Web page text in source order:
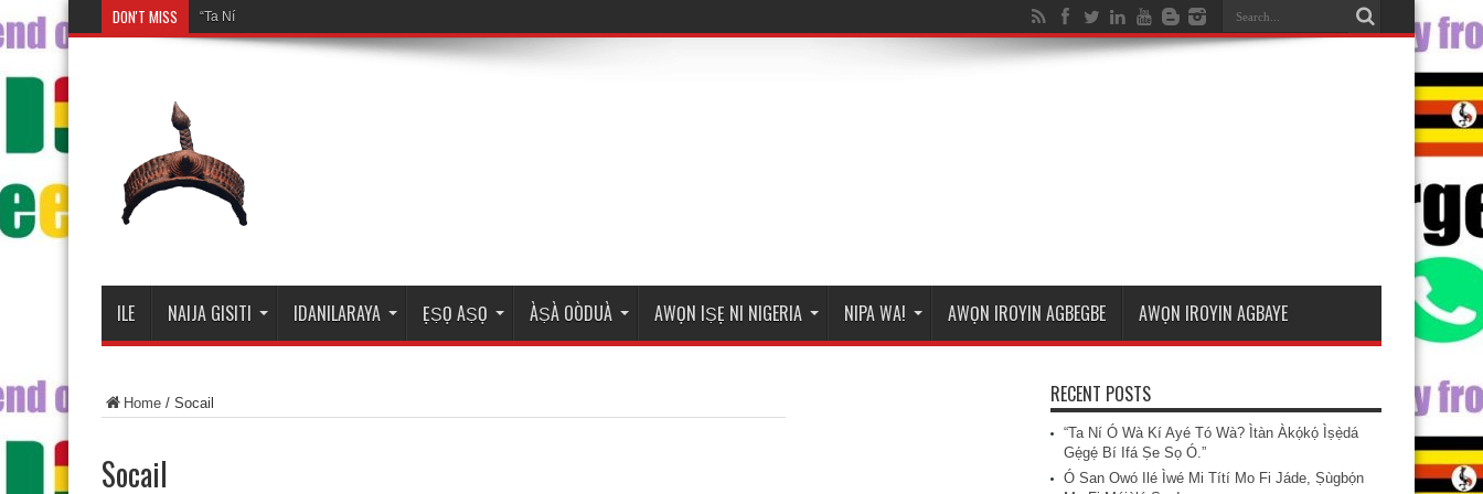
DON'T MISS “Ta Ní Ó Wà Kí Ayé Tó Wà
ILE NAIJA GISITI IDANILARAYA ẸṢỌ AṢỌ ÀṢÀ OÒDUÀ AWỌN IṢẸ NI NIGERIA NIPA WA! AWỌN IROYIN AGBEGBE AWỌN IROYIN AGBAYE
Home / Socail
Socail
RECENT POSTS
“Ta Ní Ó Wà Kí Ayé Tó Wà? Ìtàn Àkọ́kọ́ Ìṣẹ̀dá
Gẹ́gẹ́ Bí Ifá Ṣe Sọ Ó.”
Ó San Owó Ilé Ìwé Mi Títí Mo Fi Jáde, Ṣùgbọ́n